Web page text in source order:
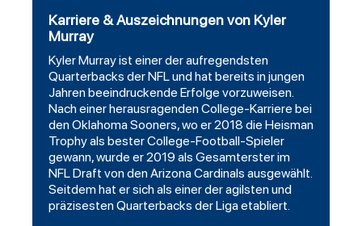
Karriere & Auszeichnungen von Kyler
Murray
Kyler Murray ist einer der aufregendsten
Quarterbacks der NFL und hat bereits in jungen
Jahren beeindruckende Erfolge vorzuweisen.
Nach einer herausragenden College-Karriere bei
den Oklahoma Sooners, wo er 2018 die Heisman
Trophy als bester College-Football-Spieler
gewann, wurde er 2019 als Gesamterster im
NFL Draft von den Arizona Cardinals ausgewählt.
Seitdem hat er sich als einer der agilsten und
präzisesten Quarterbacks der Liga etabliert.